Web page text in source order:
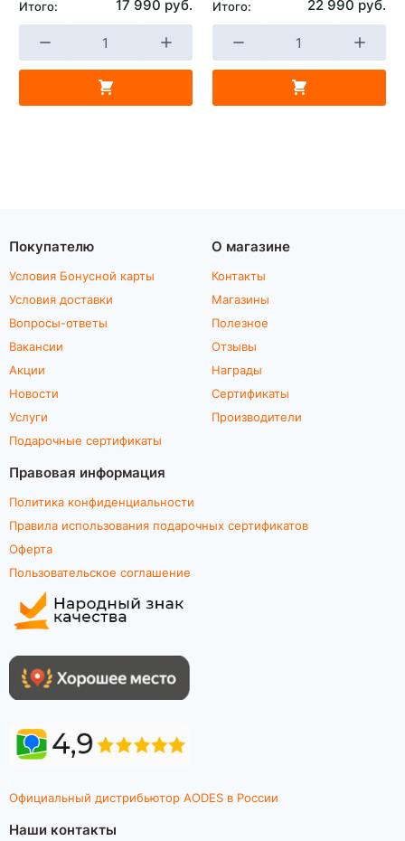
Итого: 17 990 руб. Итого: 22 990 руб.
Покупателю
Условия Бонусной карты
Условия доставки
Вопросы-ответы
Вакансии
Акции
Новости
Услуги
Подарочные сертификаты
О магазине
Контакты
Магазины
Полезное
Отзывы
Награды
Сертификаты
Производители
Правовая информация
Политика конфиденциальности
Правила использования подарочных сертификатов
Оферта
Пользовательское соглашение
Официальный дистрибьютор AODES в России
Наши контакты